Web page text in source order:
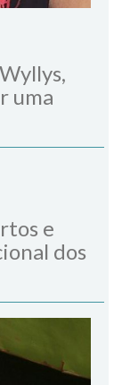
uma
e
dos